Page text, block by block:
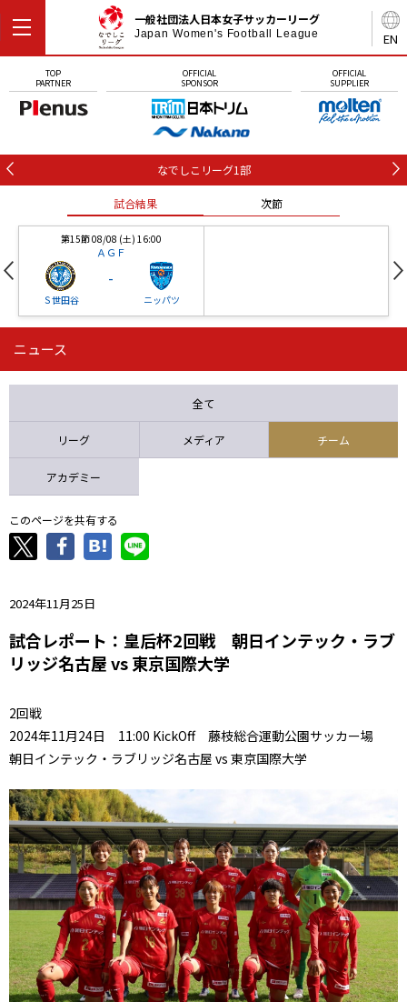
EN
一般社団法人日本女子サッカーリーグ
Japan Women's Football League
TOP
PARTNER
OFFICIAL
SPONSOR
OFFICIAL
SUPPLIER
なでしこリーグ1部
試合結果 次節
第15節 08/08 (土) 16:00
ＡＧＦ
Ｓ世田谷
-
ニッパツ
第16節 09/05 (土) 15:00
ニッパツ 石人の星
ニュース
全て
リーグ メディア チーム
アカデミー
このページを共有する
2024年11月25日
試合レポート：皇后杯2回戦 朝日インテック・ラブ
リッジ名古屋 vs 東京国際大学
2回戦
2024年11月24日 11:00 KickOff 藤枝総合運動公園サッカー場
朝日インテック・ラブリッジ名古屋 vs 東京国際大学